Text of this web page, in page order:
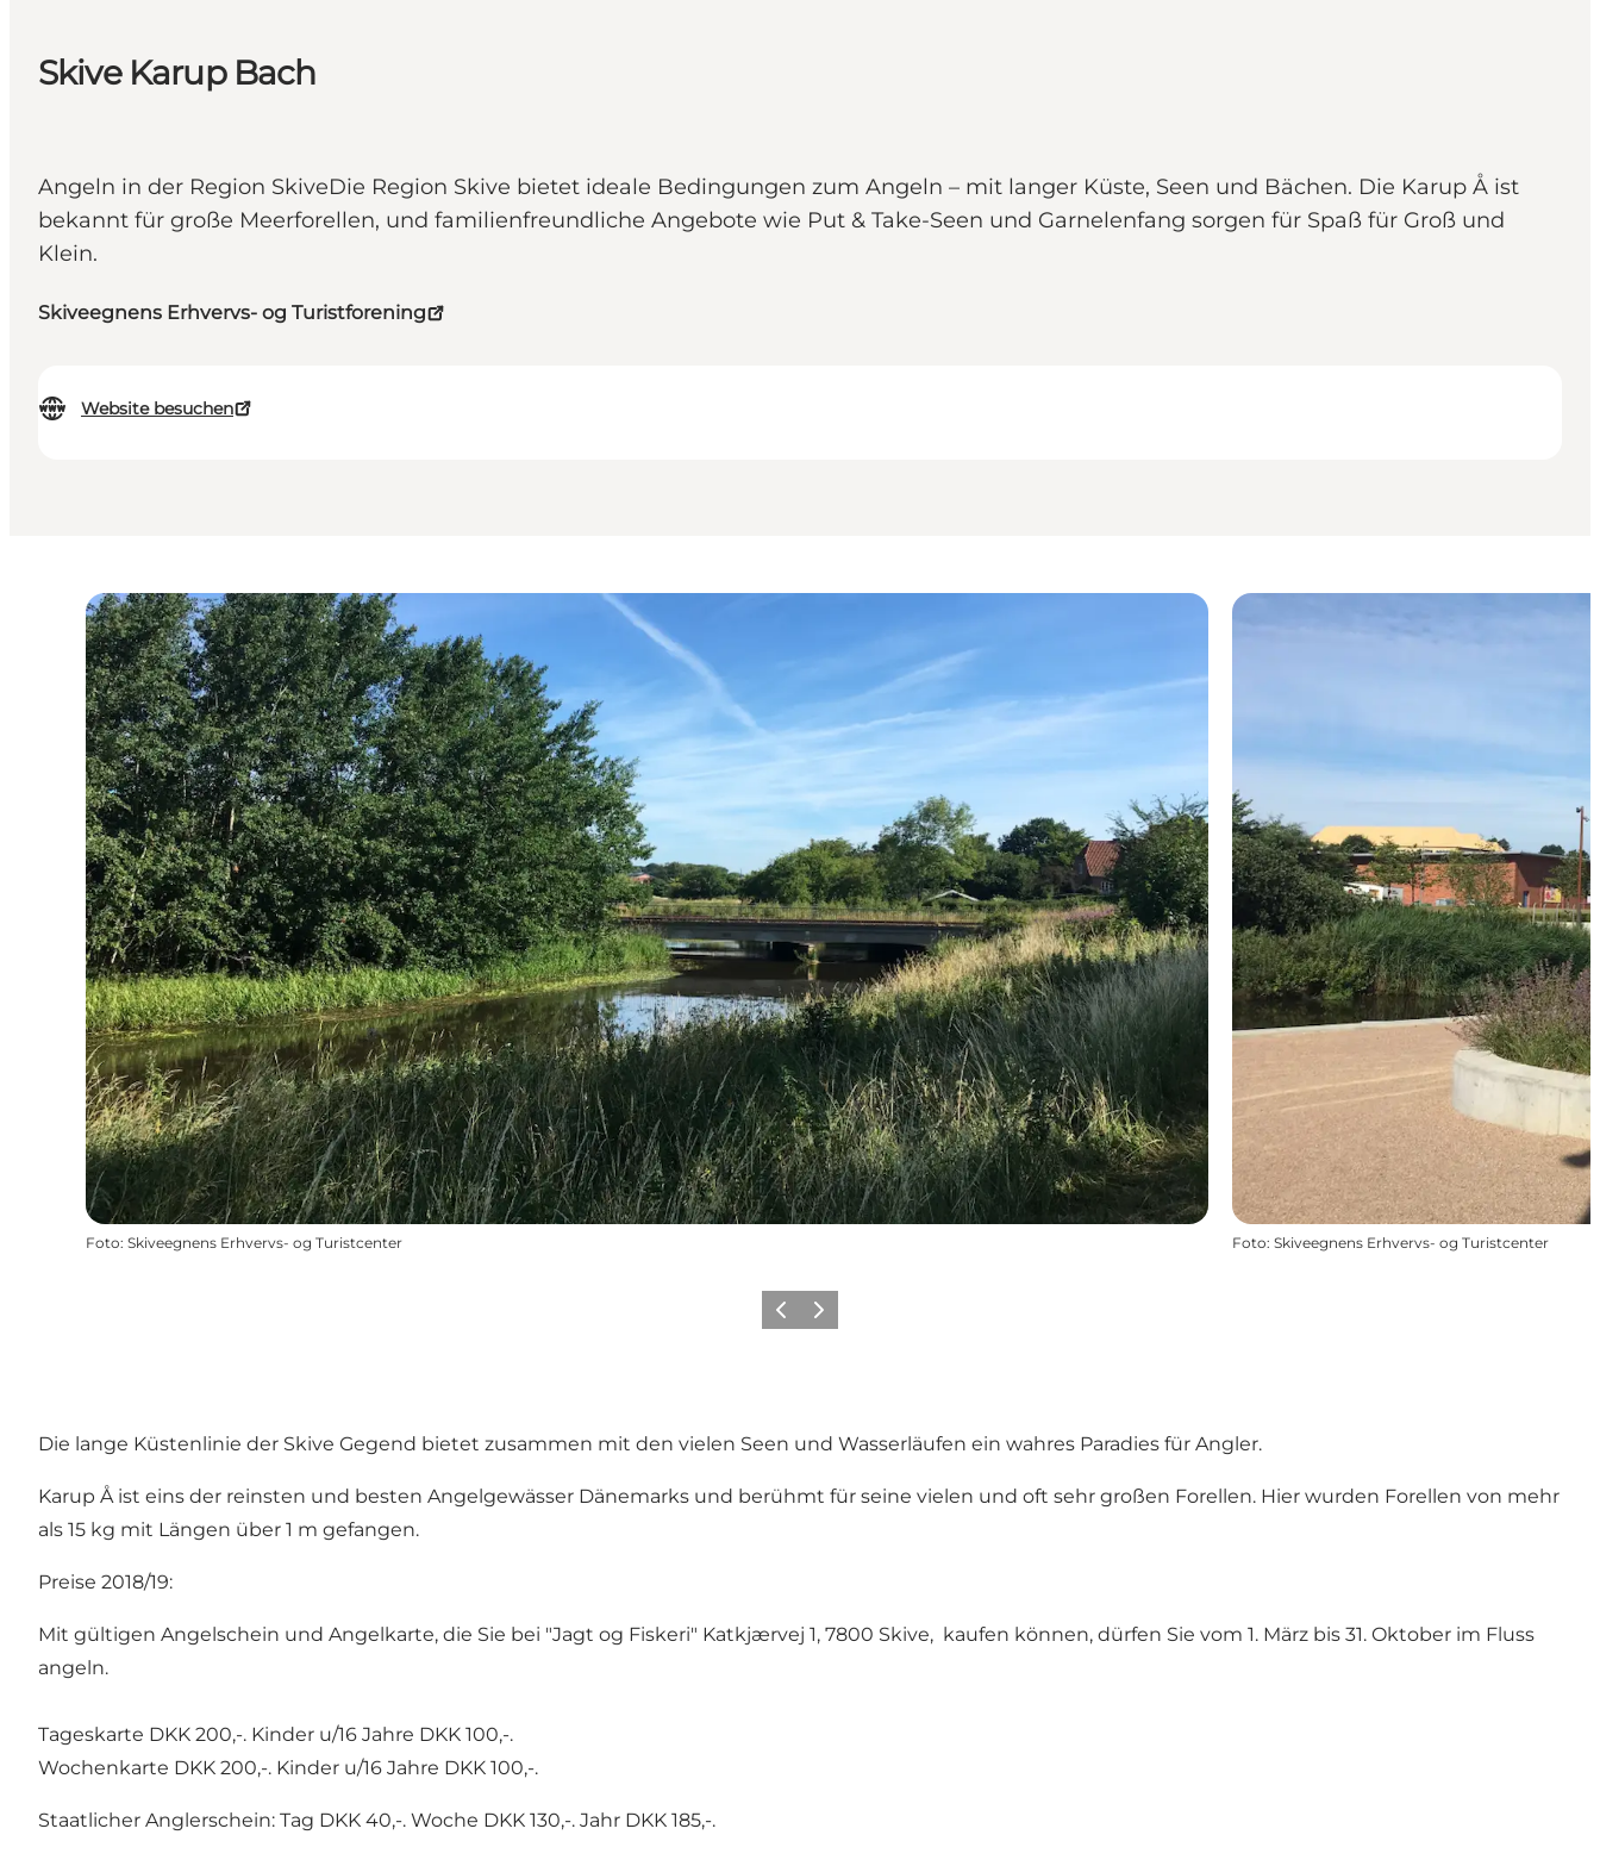
Skive Karup Bach
Angeln in der Region SkiveDie Region Skive bietet ideale Bedingungen zum Angeln – mit langer Küste, Seen und Bächen. Die Karup Å ist
bekannt für große Meerforellen, und familienfreundliche Angebote wie Put & Take-Seen und Garnelenfang sorgen für Spaß für Groß und
Klein.
Skiveegnens Erhvervs- og Turistforening
Website besuchen
Foto: Skiveegnens Erhvervs- og Turistcenter Foto: Skiveegnens Erhvervs- og Turistcenter
ZurückWeiter
Die lange Küstenlinie der Skive Gegend bietet zusammen mit den vielen Seen und Wasserläufen ein wahres Paradies für Angler.
Karup Å ist eins der reinsten und besten Angelgewässer Dänemarks und berühmt für seine vielen und oft sehr großen Forellen. Hier wurden Forellen von mehr
als 15 kg mit Längen über 1 m gefangen.
Preise 2018/19:
Mit gültigen Angelschein und Angelkarte, die Sie bei "Jagt og Fiskeri" Katkjærvej 1, 7800 Skive, kaufen können, dürfen Sie vom 1. März bis 31. Oktober im Fluss
angeln.
Tageskarte DKK 200,-. Kinder u/16 Jahre DKK 100,-.
Wochenkarte DKK 200,-. Kinder u/16 Jahre DKK 100,-.
Staatlicher Anglerschein: Tag DKK 40,-. Woche DKK 130,-. Jahr DKK 185,-.